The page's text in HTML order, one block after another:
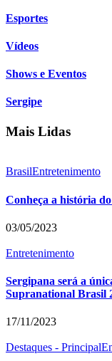
Esportes
Vídeos
Shows e Eventos
Sergipe
Mais Lidas
BrasilEntretenimento
Conheça a história
03/05/2023
Entretenimento
Sergipana será a
Supranational Brasil
17/11/2023
Destaques - Principal